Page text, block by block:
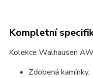
Kompletní
Kolekce Walhausen
Zdobená kamínky.